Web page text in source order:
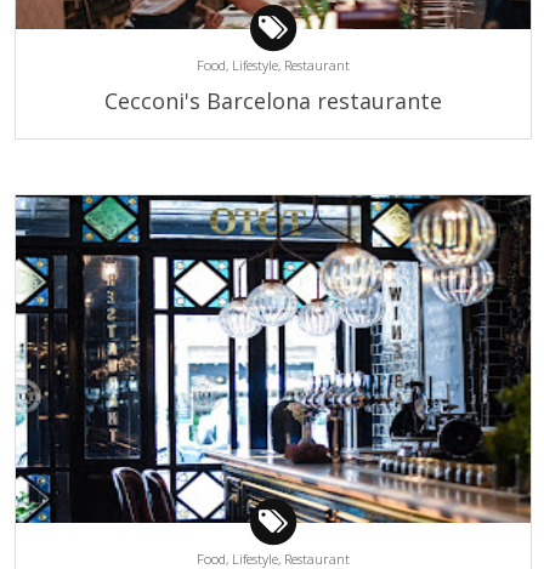
Food, Lifestyle, Restaurant
Cecconi's Barcelona restaurante
Food, Lifestyle, Restaurant